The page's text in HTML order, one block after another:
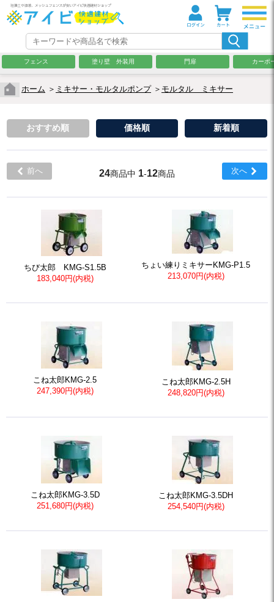
フェンス 塗り壁 外装用 門扉 カーポ
ホーム ＞ ミキサー・モルタルポンプ ＞ モルタル ミキサー
おすすめ順 価格順 新着順
前へ 24商品中 1-12商品 次へ
ちび太郎 KMG-S1.5B
183,040円(内税)
ちょい練りミキサーKMG-P1.5
213,070円(内税)
こね太郎KMG-2.5
247,390円(内税)
こね太郎KMG-2.5H
248,820円(内税)
こね太郎KMG-3.5D
251,680円(内税)
こね太郎KMG-3.5DH
254,540円(内税)